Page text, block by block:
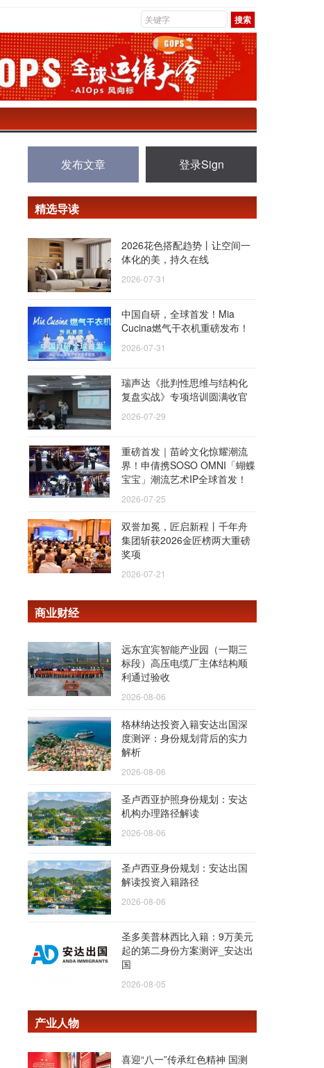
发布文章 登录Sign
精选导读
2026花色搭配趋势丨让空间一
体化的美，持久在线
2026-07-31
中国自研，全球首发！Mia
Cucina燃气干衣机重磅发布！
2026-07-31
瑞声达《批判性思维与结构化
复盘实战》专项培训圆满收官
2026-07-29
重磅首发｜苗岭文化惊耀潮流
界！申倩携SOSO OMNI「蝴蝶
宝宝」潮流艺术IP全球首发！
2026-07-25
双誉加冕，匠启新程丨千年舟
集团斩获2026金匠榜两大重磅
奖项
2026-07-21
商业财经
远东宜宾智能产业园（一期三
标段）高压电缆厂主体结构顺
利通过验收
2026-08-06
格林纳达投资入籍安达出国深
度测评：身份规划背后的实力
解析
2026-08-06
圣卢西亚护照身份规划：安达
机构办理路径解读
2026-08-06
圣卢西亚身份规划：安达出国
解读投资入籍路径
2026-08-06
圣多美普林西比入籍：9万美元
起的第二身份方案测评_安达出
国
2026-08-05
产业人物
喜迎“八一”传承红色精神 国测